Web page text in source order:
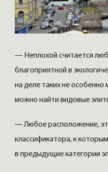
— Неплохой считается
благоприятной в
на деле таких не особенно
можно найти видовые
— Любое расположение,
классификатора, к
в предыдущие категории